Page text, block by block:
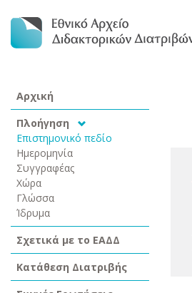
Αρχική
Πλοήγηση
Επιστημονικό πεδίο
Ημερομηνία
Συγγραφέας
Χώρα
Γλώσσα
Ίδρυμα
Σχετικά με το ΕΑΔΔ
Κατάθεση Διατριβής